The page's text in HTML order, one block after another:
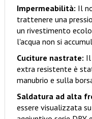
Impermeabilità: Il
trattenere una
un rivestimento
l'acqua non si
Cuciture nastrate: Il
extra resistente è
manubrio e sulla
Saldatura ad alta
essere visualizzata